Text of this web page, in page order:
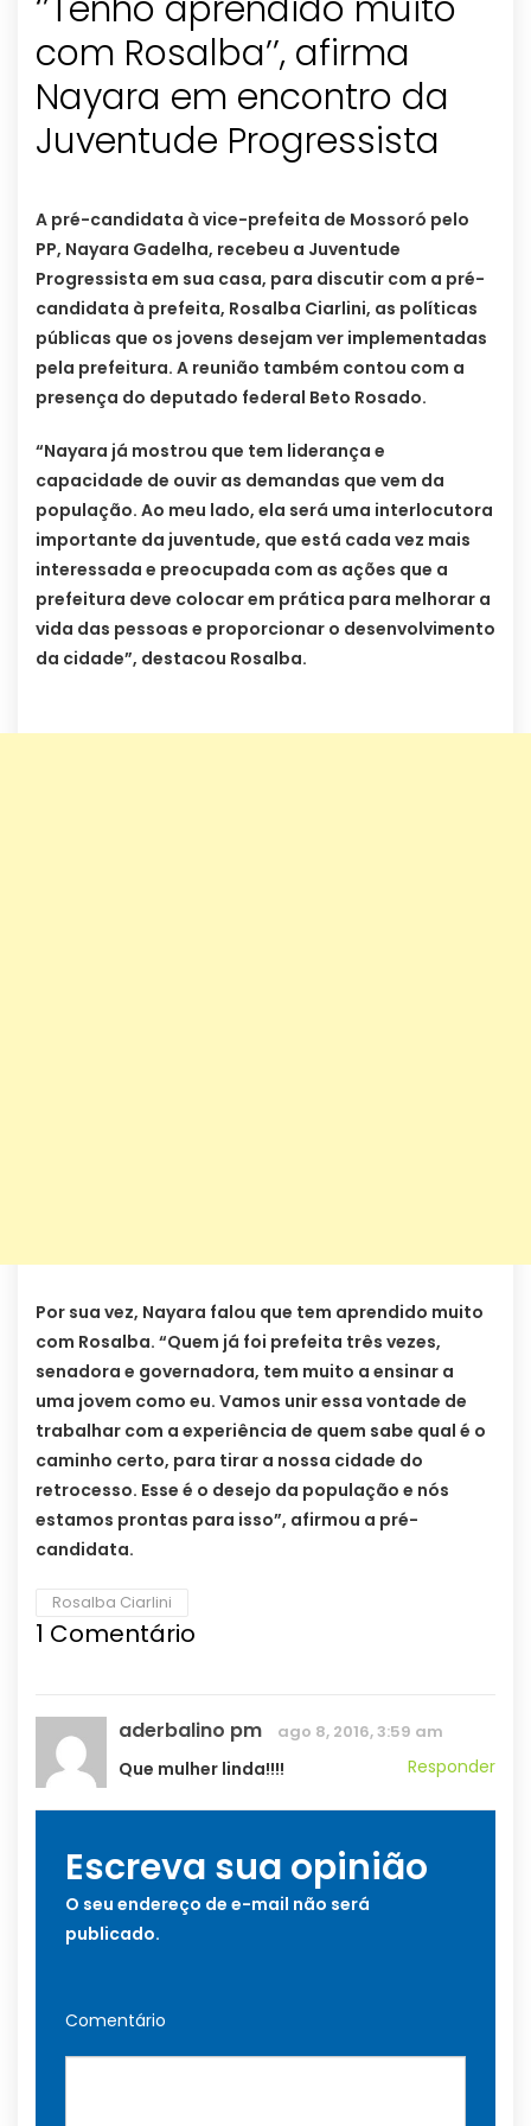
com Rosalba’’, afirma
Nayara em encontro da
Juventude Progressista
A pré-candidata à vice-prefeita de Mossoró pelo
PP, Nayara Gadelha, recebeu a Juventude
Progressista em sua casa, para discutir com a pré-
candidata à prefeita, Rosalba Ciarlini, as políticas
públicas que os jovens desejam ver implementadas
pela prefeitura. A reunião também contou com a
presença do deputado federal Beto Rosado.
“Nayara já mostrou que tem liderança e
capacidade de ouvir as demandas que vem da
população. Ao meu lado, ela será uma interlocutora
importante da juventude, que está cada vez mais
interessada e preocupada com as ações que a
prefeitura deve colocar em prática para melhorar a
vida das pessoas e proporcionar o desenvolvimento
da cidade”, destacou Rosalba.
Por sua vez, Nayara falou que tem aprendido muito
com Rosalba. “Quem já foi prefeita três vezes,
senadora e governadora, tem muito a ensinar a
uma jovem como eu. Vamos unir essa vontade de
trabalhar com a experiência de quem sabe qual é o
caminho certo, para tirar a nossa cidade do
retrocesso. Esse é o desejo da população e nós
estamos prontas para isso”, afirmou a pré-
candidata.
Rosalba Ciarlini
1 Comentário
aderbalino pm ago 8, 2016, 3:59 am
Responder
Que mulher linda!!!!
Escreva sua opinião
O seu endereço de e-mail não será
publicado.
Comentário